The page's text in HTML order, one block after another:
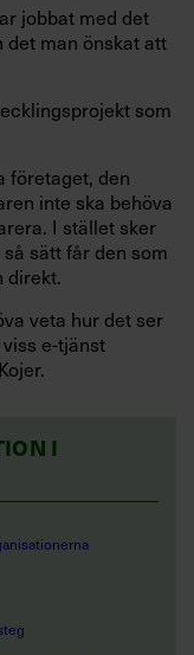
jobbat med det
det man önskat att
som
företaget, den
inte ska behöva
I stället sker
sätt får den som
direkt.
veta hur det ser
e-tjänst
I